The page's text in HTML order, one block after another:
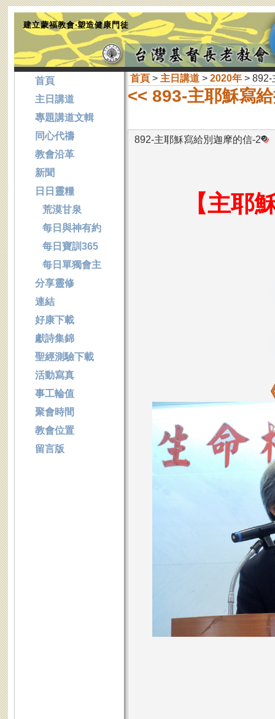
建立蒙福教會‧塑造健康門徒
首頁> 主日講道> 2020年> 892-
<< 893-主耶穌寫
892-主耶穌寫給別迦摩的信-2
【主耶
首頁
主日講道
專題講道文輯
同心代禱
教會沿革
新聞
日日靈糧
荒漠甘泉
每日與神有約
每日寶訓365
每日單獨會主
分享靈修
連結
好康下載
獻詩集錦
聖經測驗下載
活動寫真
事工輪值
聚會時間
教會位置
留言版